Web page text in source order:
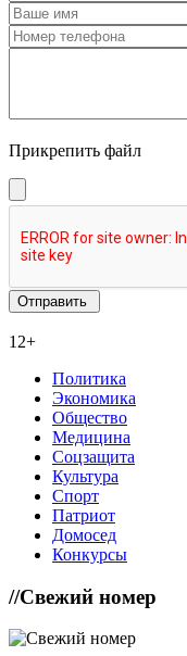
Прикрепить файл
12+
Политика
Экономика
Общество
Медицина
Соцзащита
Культура
Спорт
Патриот
Домосед
Конкурсы
//Свежий номер